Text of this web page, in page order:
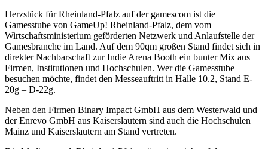
Herzstück für Rheinland-Pfalz auf der gamescom ist die
Gamesstube von GameUp! Rheinland-Pfalz, dem vom
Wirtschaftsministerium geförderten Netzwerk und Anlaufstelle der
Gamesbranche im Land. Auf dem 90qm großen Stand findet sich in
direkter Nachbarschaft zur Indie Arena Booth ein bunter Mix aus
Firmen, Institutionen und Hochschulen. Wer die Gamesstube
besuchen möchte, findet den Messeauftritt in Halle 10.2, Stand E-
20g – D-22g.
Neben den Firmen Binary Impact GmbH aus dem Westerwald und
der Enrevo GmbH aus Kaiserslautern sind auch die Hochschulen
Mainz und Kaiserslautern am Stand vertreten.